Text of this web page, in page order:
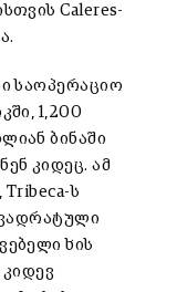
Caleres-
საოპერაციო
1,200
ბინაში
კიდეც. ამ
Tribeca-ს
ხის